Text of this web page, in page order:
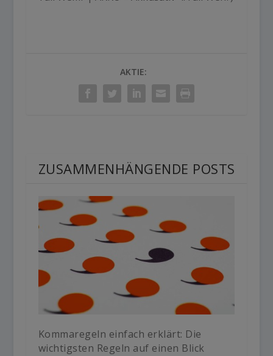
AKTIE:
ZUSAMMENHÄNGENDE POSTS
Kommaregeln einfach erklärt: Die
wichtigsten Regeln auf einen Blick